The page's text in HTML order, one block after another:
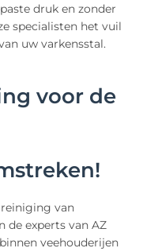
druk en zonder
specialisten het vuil
uw varkensstal.
voor de
van
de experts van AZ
veehouderijen